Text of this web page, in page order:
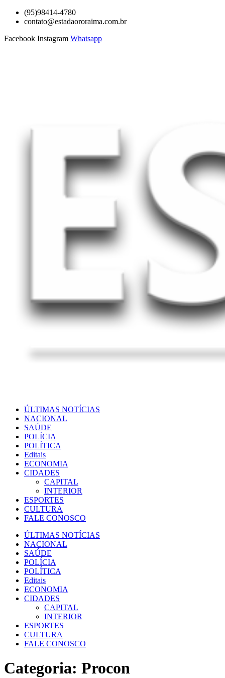
para
conteúdo
(95)98414-4780
contato@estadaororaima.com.br
Facebook Instagram Whatsapp
ÚLTIMAS NOTÍCIAS
NACIONAL
SAÚDE
POLÍCIA
POLÍTICA
Editais
ECONOMIA
CIDADES
CAPITAL
INTERIOR
ESPORTES
CULTURA
FALE CONOSCO
ÚLTIMAS NOTÍCIAS
NACIONAL
SAÚDE
POLÍCIA
POLÍTICA
Editais
ECONOMIA
CIDADES
CAPITAL
INTERIOR
ESPORTES
CULTURA
FALE CONOSCO
Categoria: Procon